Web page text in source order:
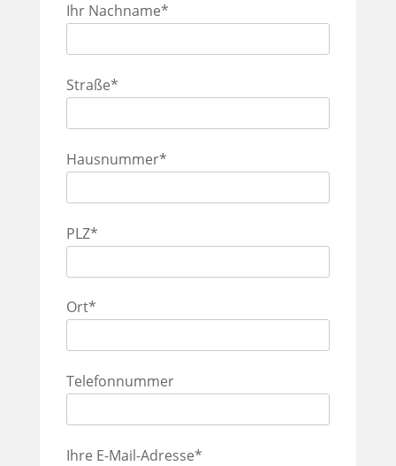
Ihr Nachname*
Straße*
Hausnummer*
PLZ*
Ort*
Telefonnummer
Ihre E-Mail-Adresse*